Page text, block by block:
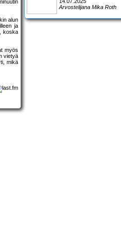
alun
ja
koska
myös
vietyä
mikä
Arvostelijana Mika Roth